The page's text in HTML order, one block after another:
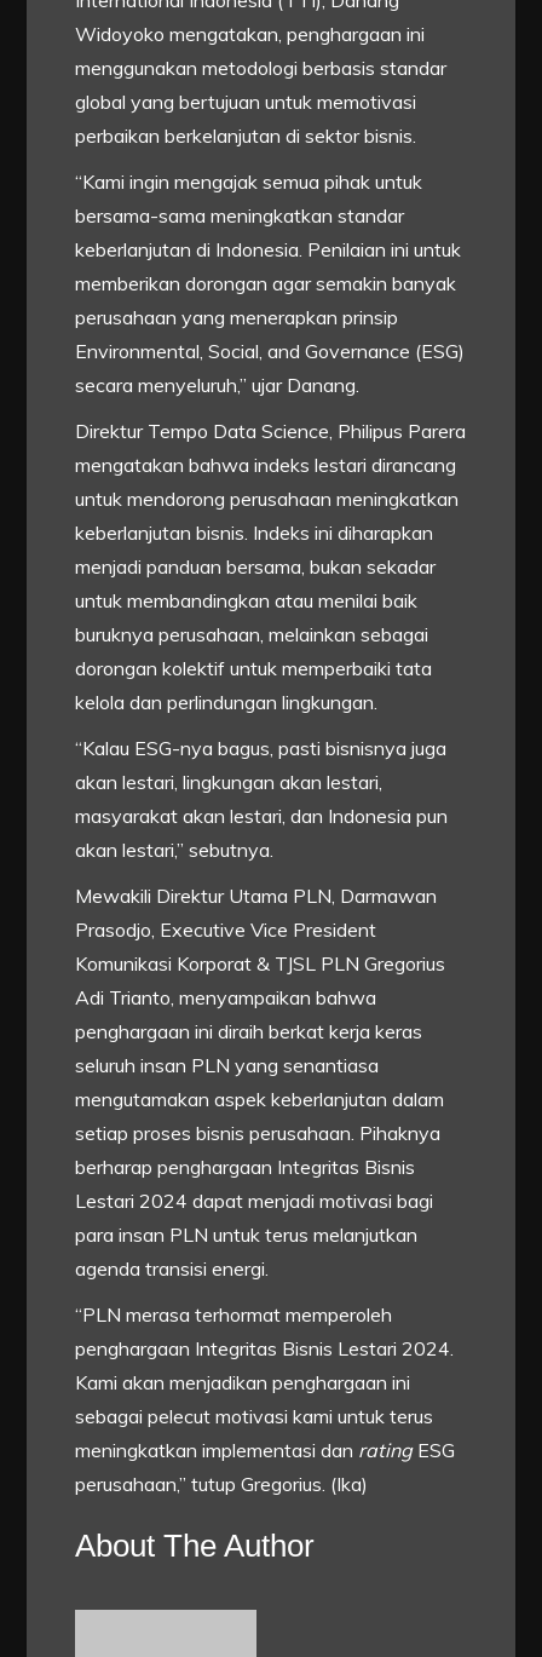
Widoyoko mengatakan, penghargaan ini
menggunakan metodologi berbasis standar
global yang bertujuan untuk memotivasi
perbaikan berkelanjutan di sektor bisnis.
“Kami ingin mengajak semua pihak untuk
bersama-sama meningkatkan standar
keberlanjutan di Indonesia. Penilaian ini untuk
memberikan dorongan agar semakin banyak
perusahaan yang menerapkan prinsip
Environmental, Social, and Governance (ESG)
secara menyeluruh,” ujar Danang.
Direktur Tempo Data Science, Philipus Parera
mengatakan bahwa indeks lestari dirancang
untuk mendorong perusahaan meningkatkan
keberlanjutan bisnis. Indeks ini diharapkan
menjadi panduan bersama, bukan sekadar
untuk membandingkan atau menilai baik
buruknya perusahaan, melainkan sebagai
dorongan kolektif untuk memperbaiki tata
kelola dan perlindungan lingkungan.
“Kalau ESG-nya bagus, pasti bisnisnya juga
akan lestari, lingkungan akan lestari,
masyarakat akan lestari, dan Indonesia pun
akan lestari,” sebutnya.
Mewakili Direktur Utama PLN, Darmawan
Prasodjo, Executive Vice President
Komunikasi Korporat & TJSL PLN Gregorius
Adi Trianto, menyampaikan bahwa
penghargaan ini diraih berkat kerja keras
seluruh insan PLN yang senantiasa
mengutamakan aspek keberlanjutan dalam
setiap proses bisnis perusahaan. Pihaknya
berharap penghargaan Integritas Bisnis
Lestari 2024 dapat menjadi motivasi bagi
para insan PLN untuk terus melanjutkan
agenda transisi energi.
“PLN merasa terhormat memperoleh
penghargaan Integritas Bisnis Lestari 2024.
Kami akan menjadikan penghargaan ini
sebagai pelecut motivasi kami untuk terus
meningkatkan implementasi dan ratingESG
perusahaan,” tutup Gregorius. (Ika)
About The Author